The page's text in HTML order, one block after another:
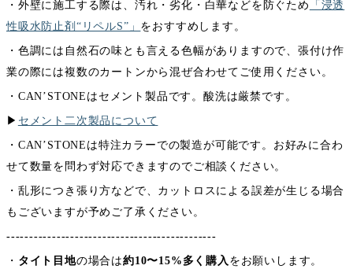
・外壁に施工する際は、汚れ・劣化・白華などを防ぐため
「浸透
性吸水防止剤“リペルS”」 をおすすめします。
・色調には自然石の味とも言える色幅がありますので、張付け作
業の際には複数のカートンから混ぜ合わせてご使用ください。
・CAN’STONEはセメント製品です。酸洗は厳禁です。
▶︎ セメント二次製品について
・CAN’STONEは特注カラーでの製造が可能です。お好みに合わ
せて数量を問わず対応できますのでご相談ください。
・乱形につき張り方などで、カットロスによる誤差が生じる場合
もございますが予めご了承ください。
----------------------------------------------
・ タイト目地の場合は約10〜15%多く購入 をお願いします。